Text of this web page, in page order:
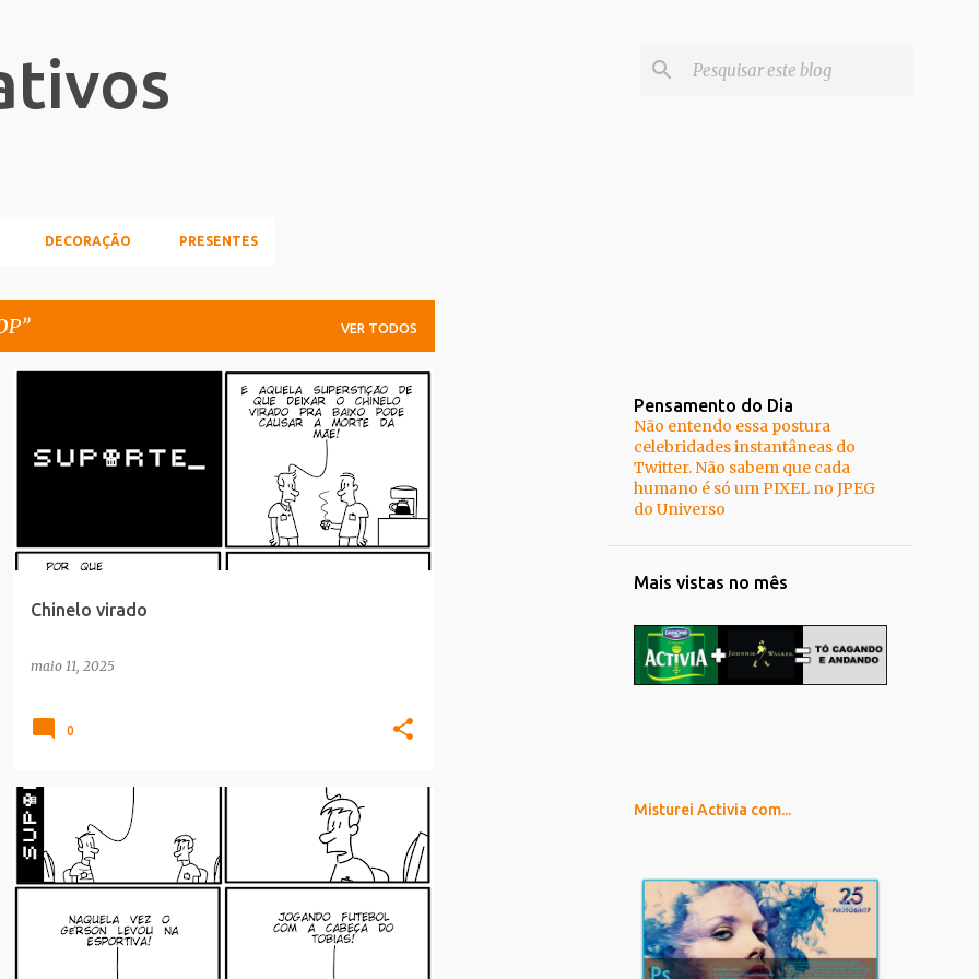
DECORAÇÃO PRESENTES
VER TODOS
Chinelo virado
maio 11, 2025
0
CULTURA POP
Pensamento do Dia
Não entendo essa postura
celebridades instantâneas do
Twitter. Não sabem que cada
humano é só um PIXEL no JPEG
do Universo
Mais vistas no mês
Misturei Activia com...